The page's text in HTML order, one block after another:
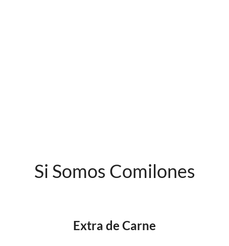
Si Somos Comilones
Extra de Carne